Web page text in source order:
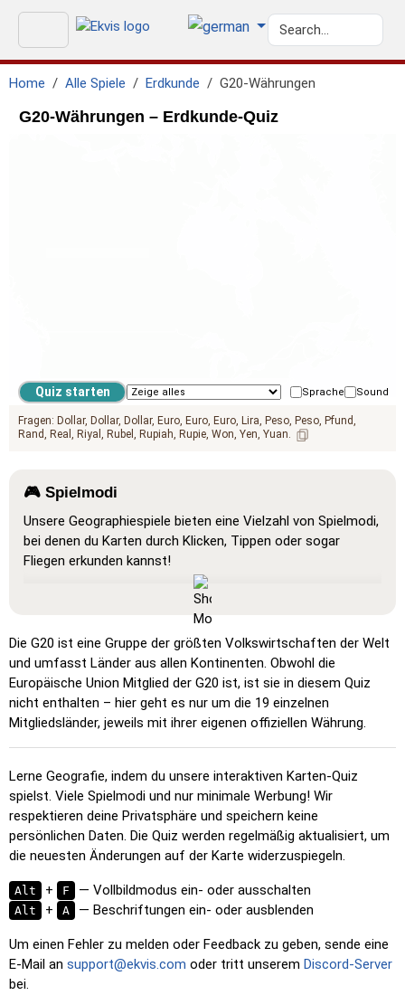
Home Alle Spiele Erdkunde G20-Währungen
G20-Währungen – Erdkunde-Quiz
Sprache Sound
Fragen: Dollar Dollar Dollar Euro Euro Euro Lira Peso Peso Pfund
Rand
Real Riyal Rubel Rupiah Rupie Won Yen Yuan
🎮 Spielmodi
Unsere Geographiespiele bieten eine Vielzahl von Spielmodi,
bei denen du Karten durch Klicken, Tippen oder sogar
Fliegen erkunden kannst!
: Ein Lernmodus, in dem alle Orte auf der Karte
sichtbar sind, um das Studium und die Orientierung zu
Klicke auf… (sehr leicht): Funktioniert wie „Klicke auf…“,
aber beim Überfahren mit der Maus wird der Name des
Ortes angezeigt.
Klicke auf… (einfach): Ähnlich wie „Klicke auf…“, aber es
werden drei mögliche Orte hervorgehoben.
Klicke auf…: Klicke genau auf den gesuchten Ort.
Klicke auf… (schwierig): Wie „Klicke auf…“, aber die Orte
kehren nach dem Anklicken zur ursprünglichen Farbe zurück.
Klicke auf… (ohne Grenzen): Wie „Klicke auf…“, aber ohne
Klicke auf… (Flaggen)
: Wie „Klicke auf…“, aber es wird nur
eine Flagge angezeigt – ohne Namen.
Multiple Choice : Wähle die richtige Antwort aus vier
Optionen per Klick oder durch Drücken der Tasten 1–4.
Die G20 ist eine Gruppe der größten Volkswirtschaften der Welt
und umfasst Länder aus allen Kontinenten. Obwohl die
Europäische Union Mitglied der G20 ist, ist sie in diesem Quiz
nicht enthalten – hier geht es nur um die 19 einzelnen
Mitgliedsländer, jeweils mit ihrer eigenen offiziellen Währung.
Lerne Geografie, indem du unsere interaktiven Karten-Quiz
spielst. Viele Spielmodi und nur minimale Werbung! Wir
respektieren deine Privatsphäre und speichern keine
persönlichen Daten. Die Quiz werden regelmäßig aktualisiert, um
die neuesten Änderungen auf der Karte widerzuspiegeln.
Alt + F — Vollbildmodus ein- oder ausschalten
Alt + A — Beschriftungen ein- oder ausblenden
Um einen Fehler zu melden oder Feedback zu geben, sende eine
E-Mail an support@ekvis.com oder tritt unserem Discord-Server
bei.